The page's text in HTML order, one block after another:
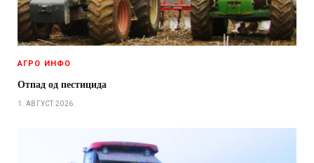
АГРО ИНФО
Отпад од пестицида
1. АВГУСТ 2026.